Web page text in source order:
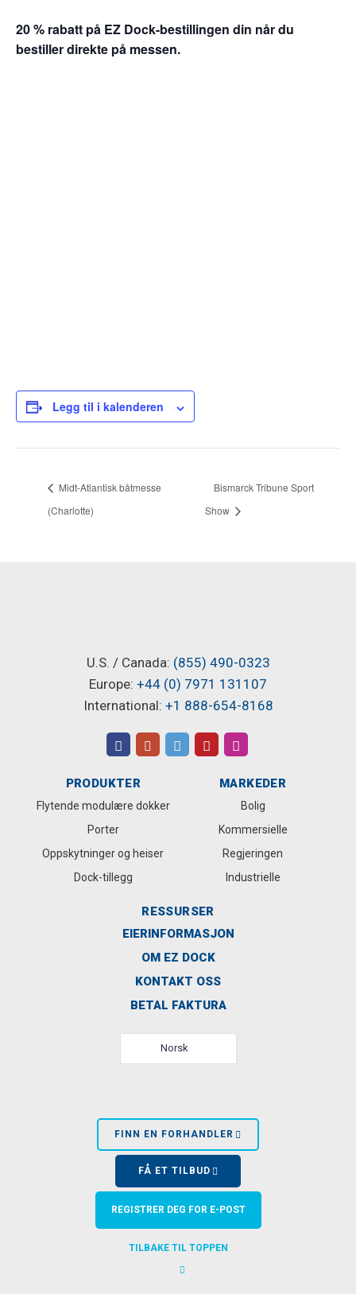
20 % rabatt på EZ Dock-bestillingen din når du
bestiller direkte på messen.
Legg til i kalenderen
Midt-Atlantisk båtmesse
(Charlotte)
Bismarck Tribune Sport
Show
U.S. / Canada: (855) 490-0323
Europe: +44 (0) 7971 131107
International: +1 888-654-8168
PRODUKTER
Flytende modulære dokker
Porter
Oppskytninger og heiser
Dock-tillegg
MARKEDER
Bolig
Kommersielle
Regjeringen
Industrielle
RESSURSER
EIERINFORMASJON
OM EZ DOCK
KONTAKT OSS
BETAL FAKTURA
Norsk
FINN EN FORHANDLER
FÅ ET TILBUD
REGISTRER DEG FOR E-POST
TILBAKE TIL TOPPEN